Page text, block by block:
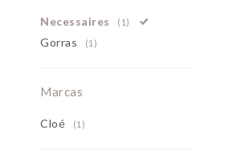
Necessaires (1)
Gorras (1)
Marcas
Cloé (1)